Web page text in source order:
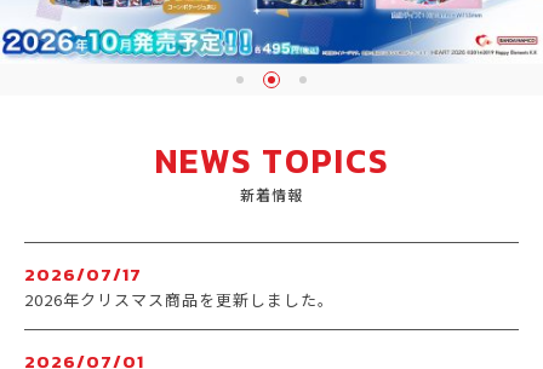
お問い合わせ
NEWS TOPICS
新着情報
2026/07/17
2026年クリスマス商品を更新しました。
2026/07/01